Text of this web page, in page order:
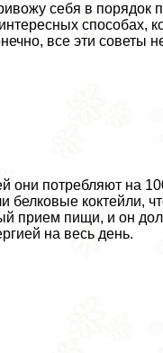
себя в
способах,
все эти советы
они потрeбляют на
коктейли,
прием пищи, и он
на весь день.